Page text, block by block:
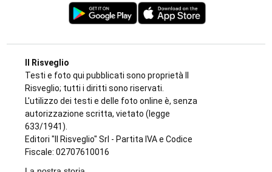
Il Risveglio
Testi e foto qui pubblicati sono proprietà Il
Risveglio; tutti i diritti sono riservati.
L'utilizzo dei testi e delle foto online è, senza
autorizzazione scritta, vietato (legge
633/1941).
Editori "Il Risveglio" Srl - Partita IVA e Codice
Fiscale: 02707610016